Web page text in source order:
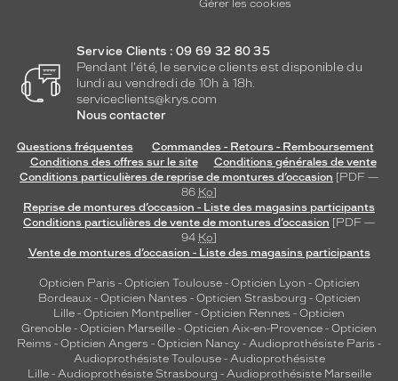
Gérer les cookies
Service Clients : 09 69 32 80 35
Pendant l'été, le service clients est disponible du
lundi au vendredi de 10h à 18h.
serviceclients@krys.com
Nous contacter
Questions fréquentes
Commandes - Retours - Remboursement
Conditions des offres sur le site
Conditions générales de vente
Conditions particulières de reprise de montures d’occasion [PDF —
86 Ko]
Reprise de montures d’occasion - Liste des magasins participants
Conditions particulières de vente de montures d’occasion [PDF —
94 Ko]
Vente de montures d’occasion - Liste des magasins participants
Opticien Paris - Opticien Toulouse- Opticien Lyon - Opticien
Bordeaux- Opticien Nantes - Opticien Strasbourg - Opticien
Lille - Opticien Montpellier - Opticien Rennes - Opticien
Grenoble - Opticien Marseille - Opticien Aix-en-Provence - Opticien
Reims - Opticien Angers - Opticien Nancy - Audioprothésiste Paris -
Audioprothésiste Toulouse- Audioprothésiste
Lille- Audioprothésiste Strasbourg - Audioprothésiste Marseille